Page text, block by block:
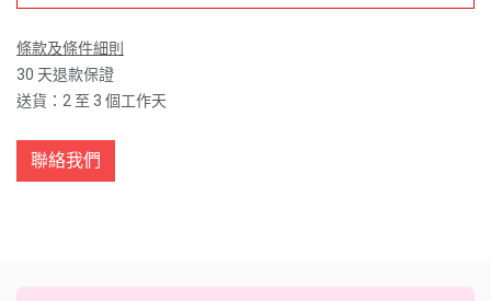
條款及條件細則
30 天退款保證
送貨：2 至 3 個工作天
聯絡我們